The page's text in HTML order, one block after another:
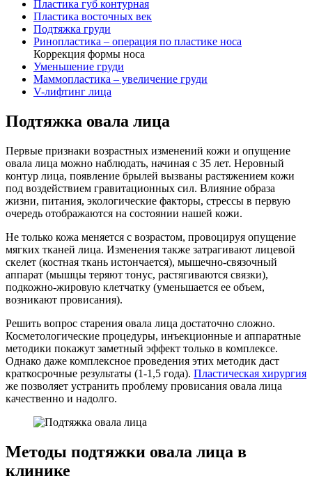
Пластика губ контурная
Пластика восточных век
Подтяжка груди
Ринопластика – операция по пластике носа
Коррекция формы носа
Уменьшение груди
Маммопластика – увеличение груди
V-лифтинг лица
Подтяжка овала лица
Первые признаки возрастных изменений кожи и опущение
овала лица можно наблюдать, начиная с 35 лет. Неровный
контур лица, появление брылей вызваны растяжением кожи
под воздействием гравитационных сил. Влияние образа
жизни, питания, экологические факторы, стрессы в первую
очередь отображаются на состоянии нашей кожи.
Не только кожа меняется с возрастом, провоцируя опущение
мягких тканей лица. Изменения также затрагивают лицевой
скелет (костная ткань истончается), мышечно-связочный
аппарат (мышцы теряют тонус, растягиваются связки),
подкожно-жировую клетчатку (уменьшается ее объем,
возникают провисания).
Решить вопрос старения овала лица достаточно сложно.
Косметологические процедуры, инъекционные и аппаратные
методики покажут заметный эффект только в комплексе.
Однако даже комплексное проведения этих методик даст
краткосрочные результаты (1-1,5 года). Пластическая хирургия
же позволяет устранить проблему провисания овала лица
качественно и надолго.
Методы подтяжки овала лица в
клинике